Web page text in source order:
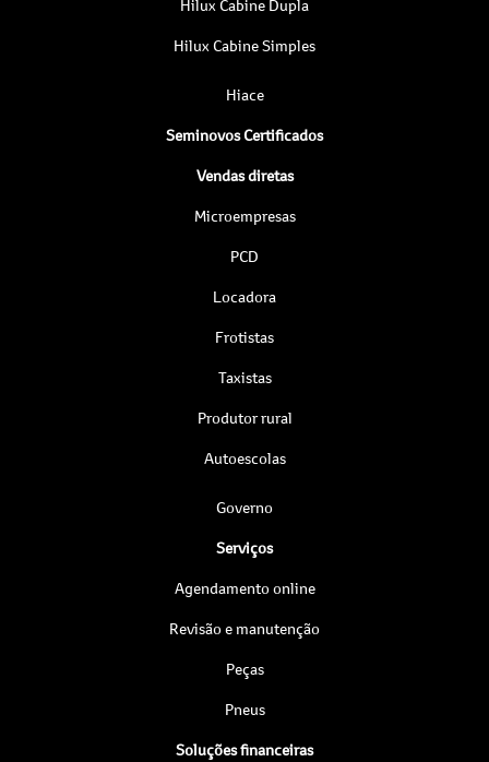
Hilux Cabine Dupla
Hilux Cabine Simples
Hiace
Seminovos Certificados
Vendas diretas
Microempresas
PCD
Locadora
Frotistas
Taxistas
Produtor rural
Autoescolas
Governo
Serviços
Agendamento online
Revisão e manutenção
Peças
Pneus
Soluções financeiras